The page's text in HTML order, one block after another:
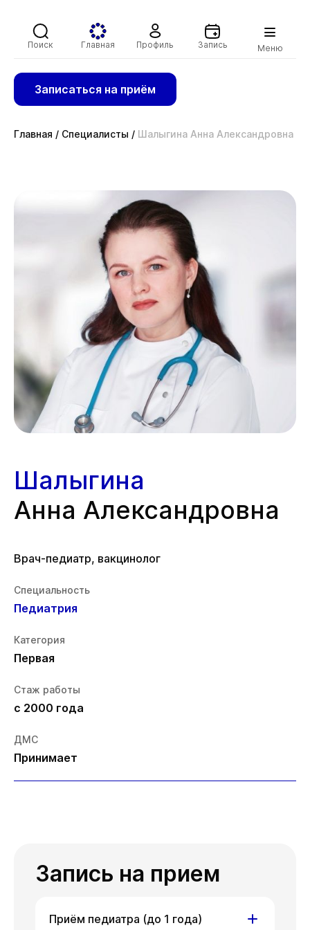
Поиск Главная Профиль Запись Меню
Записаться на приём
Главная / Специалисты / Шалыгина Анна Александровна
Шалыгина
Анна Александровна
Врач-педиатр, вакцинолог
Специальность
Педиатрия
Категория
Первая
Стаж работы
с 2000 года
ДМС
Принимает
Запись на прием
Приём педиатра (до 1 года)